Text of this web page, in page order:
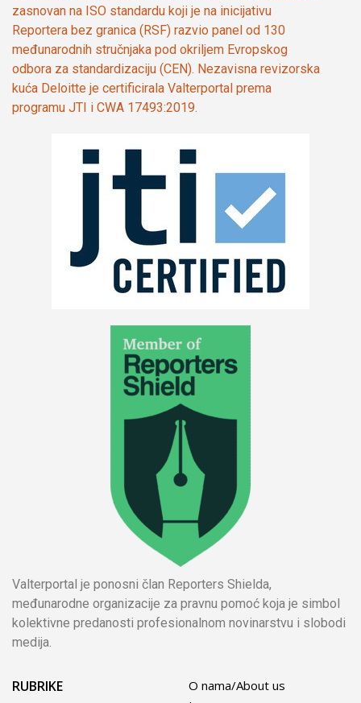
zasnovan na ISO standardu koji je na inicijativu
Reportera bez granica (RSF) razvio panel od 130
međunarodnih stručnjaka pod okriljem Evropskog
odbora za standardizaciju (CEN). Nezavisna revizorska
kuća Deloitte je certificirala Valterportal prema
programu JTI i CWA 17493:2019.
Valterportal je ponosni član Reporters Shielda,
međunarodne organizacije za pravnu pomoć koja je simbol
kolektivne predanosti profesionalnom novinarstvu i slobodi
medija.
RUBRIKE
O nama/About us